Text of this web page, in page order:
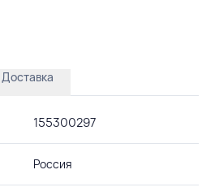
Доставка
155300297
Россия